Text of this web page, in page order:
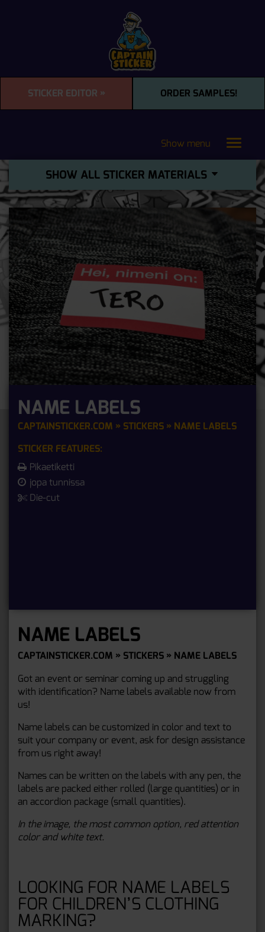
STICKER EDITOR » ORDER SAMPLES!
Toggle
Show menu
SHOW ALL STICKER MATERIALS
NAME LABELS
CAPTAINSTICKER.COM » STICKERS » NAME LABELS
Got an event or seminar coming up and struggling
with identification? Name labels available now from
us!
Name labels can be customized in color and text to
suit your company or event, ask for design assistance
from us right away!
Names can be written on the labels with any pen, the
labels are packed either rolled (large quantities) or in
an accordion package (small quantities).
In the image, the most common option, red attention
color and white text.
LOOKING FOR NAME LABELS
FOR CHILDREN’S CLOTHING
MARKING?
NAME LABELS
CAPTAINSTICKER.COM » STICKERS » NAME LABELS
STICKER FEATURES:
Pikaetiketti
jopa tunnissa
Die-cut